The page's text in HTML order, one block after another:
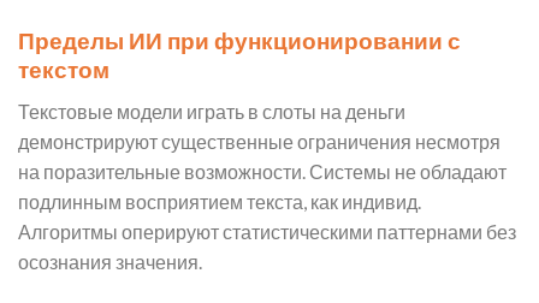
Пределы ИИ при функционировании с
текстом
Текстовые модели играть в слоты на деньги
демонстрируют существенные ограничения несмотря
на поразительные возможности. Системы не обладают
подлинным восприятием текста, как индивид.
Алгоритмы оперируют статистическими паттернами без
осознания значения.